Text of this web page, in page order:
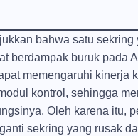
bahwa satu sekring
berdampak buruk pada
memengaruhi kinerja
kontrol, sehingga
Oleh karena itu,
sekring yang rusak